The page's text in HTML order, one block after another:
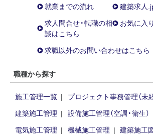
就業までの流れ
建築求人
求人問合せ・転職の相
談はこちら
お気に入り
求職以外のお問い合わせはこちら
職種から探す
施工管理一覧
プロジェクト事務管理（未
建築施工管理
設備施工管理（空調・衛生）
電気施工管理
機械施工管理 建築施工